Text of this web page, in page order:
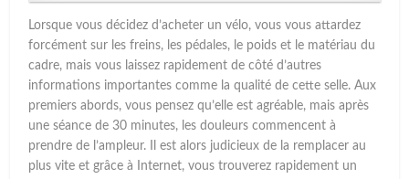
Lorsque vous décidez d’acheter un vélo, vous vous attardez
forcément sur les freins, les pédales, le poids et le matériau du
cadre, mais vous laissez rapidement de côté d’autres
informations importantes comme la qualité de cette selle. Aux
premiers abords, vous pensez qu’elle est agréable, mais après
une séance de 30 minutes, les douleurs commencent à
prendre de l’ampleur. Il est alors judicieux de la remplacer au
plus vite et grâce à Internet, vous trouverez rapidement un